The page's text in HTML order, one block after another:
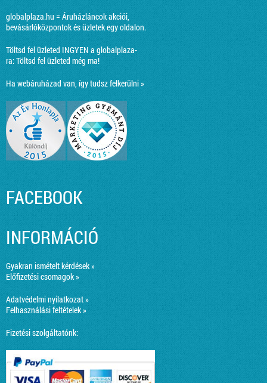
globalplaza.hu = Áruházláncok akciói,
bevásárlóközpontok és üzletek egy oldalon.
Töltsd fel üzleted INGYEN a globalplaza-
ra:Töltsd fel üzleted még ma!
Ha webáruházad van, így tudsz felkerülni »
FACEBOOK
INFORMÁCIÓ
Gyakran ismételt kérdések »
Előfizetési csomagok »
Adatvédelmi nyilatkozat »
Felhasználási feltételek »
Fizetési szolgáltatónk: